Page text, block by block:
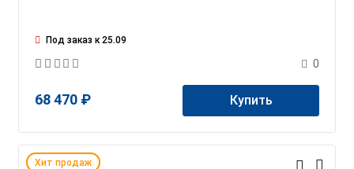
Под заказ к 25.09
0
68 470 ₽ Купить
Хит продаж